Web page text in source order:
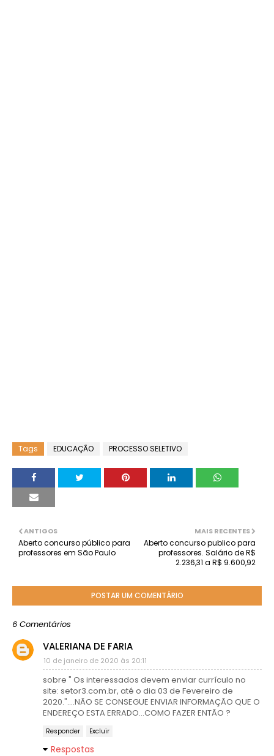
Tags EDUCAÇÃO PROCESSO SELETIVO
MAIS RECENTES
Aberto concurso publico para
professores. Salário de R$
2.236,31 a R$ 9.600,92
ANTIGOS
Aberto concurso público para
professores em São Paulo
POSTAR UM COMENTÁRIO
6 Comentários
VALERIANA DE FARIA
10 de janeiro de 2020 às 20:11
sobre " Os interessados devem enviar currículo no
site: setor3.com.br, até o dia 03 de Fevereiro de
2020."....NÃO SE CONSEGUE ENVIAR INFORMAÇÃO QUE O
ENDEREÇO ESTA ERRADO...COMO FAZER ENTÃO ?
Responder Excluir
Respostas